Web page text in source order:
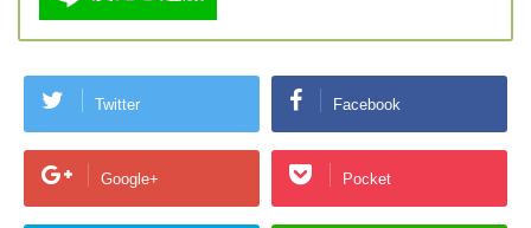
Twitter Facebook
Google+ Pocket